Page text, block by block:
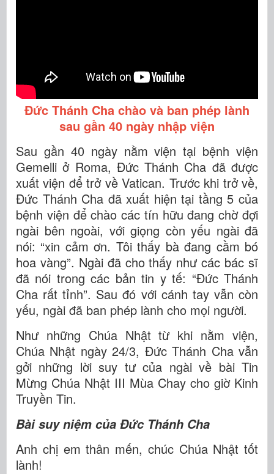
Đức Thánh Cha chào và ban phép lành
sau gần 40 ngày nhập viện
Sau gần 40 ngày nằm viện tại bệnh viện
Gemelli ở Roma, Đức Thánh Cha đã được
xuất viện để trở về Vatican. Trước khi trở về,
Đức Thánh Cha đã xuất hiện tại tầng 5 của
bệnh viện để chào các tín hữu đang chờ đợi
ngài bên ngoài, với giọng còn yếu ngài đã
nói: “xin cảm ơn. Tôi thấy bà đang cầm bó
hoa vàng”. Ngài đã cho thấy như các bác sĩ
đã nói trong các bản tin y tế: “Đức Thánh
Cha rất tỉnh”. Sau đó với cánh tay vẫn còn
yếu, ngài đã ban phép lành cho mọi người.
Như những Chúa Nhật từ khi nằm viện,
Chúa Nhật ngày 24/3, Đức Thánh Cha vẫn
gởi những lời suy tư của ngài về bài Tin
Mừng Chúa Nhật III Mùa Chay cho giờ Kinh
Truyền Tin.
Bài suy niệm của Đức Thánh Cha
Anh chị em thân mến, chúc Chúa Nhật tốt
lành!